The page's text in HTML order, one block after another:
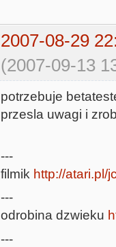
2007-08-29
(2007-09-13
potrzebuje
przesla uwagi i
---
filmik http://atari.pl/
---
odrobina dzwieku
---